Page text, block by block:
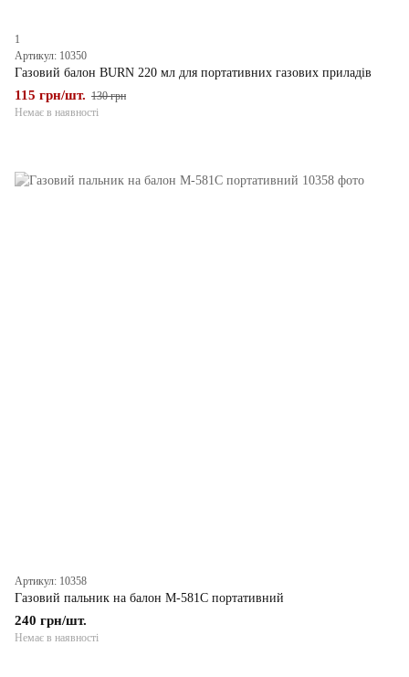
1
Артикул: 10350
Газовий балон BURN 220 мл для портативних газових приладів
115 грн/шт. 130 грн
Немає в наявності
Артикул: 10358
Газовий пальник на балон M-581C портативний
240 грн/шт.
Немає в наявності